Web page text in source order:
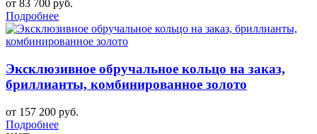
от 83 700 руб.
Подробнее
Эксклюзивное обручальное кольцо на заказ,
бриллианты, комбинированное золото
от 157 200 руб.
Подробнее